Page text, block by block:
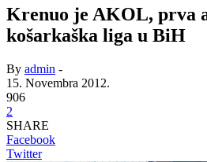
Krenuo je AKOL, prva
košarkaška liga u BiH
By admin -
15. Novembra 2012.
906
2
SHARE
Facebook
Twitter